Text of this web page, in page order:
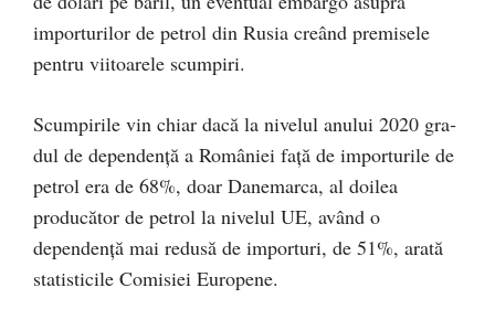
importurilor de petrol din Rusia creând pre­misele
pentru viitoarele scum­piri.
Scumpirile vin chiar dacă la nivelul anului 2020 gra­
dul de dependenţă a României faţă de impor­turile de
petrol era de 68%, doar Danemarca, al doilea
producător de petrol la nivelul UE, având o
dependenţă mai redusă de importuri, de 51%, arată
statisticile Comisiei Europene.